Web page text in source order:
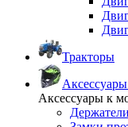
Тракторы
Аксессуары к